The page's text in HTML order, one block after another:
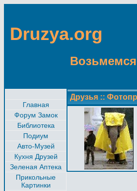
Druzya.org
Главная
Форум Замок
Библиотека
Подиум
Авто-Музей
Кухня Друзей
Зеленая Аптека
Прикольные
Картинки
Друзья ::